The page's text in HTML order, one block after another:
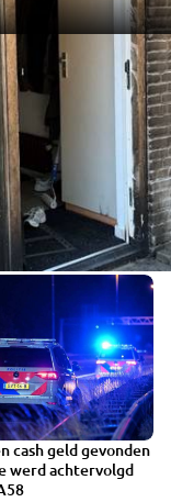
cash geld gevonden
werd achtervolgd